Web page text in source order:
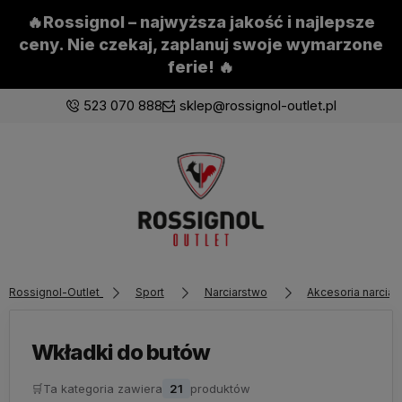
🔥Rossignol – najwyższa jakość i najlepsze
ceny. Nie czekaj, zaplanuj swoje wymarzone
ferie! 🔥
523 070 888 sklep@rossignol-outlet.pl
Zaloguj się
Załóż konto
z poprzedniej sesji.
Rossignol-Outlet Sport Narciarstwo Akcesoria
Wkładki do butów
🛒Ta kategoria zawiera 21 produktów